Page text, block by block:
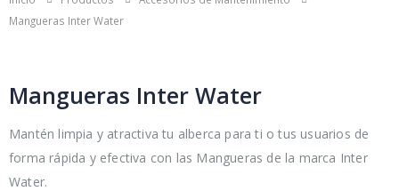
Mangueras Inter Water
Mangueras Inter Water
Mantén limpia y atractiva tu alberca para ti o tus usuarios de
forma rápida y efectiva con las Mangueras de la marca Inter
Water.